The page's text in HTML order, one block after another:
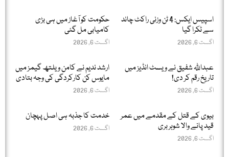
اسپیس ایکس: 4 ٹن وزنی راکٹ چاند
سے ٹکرا گیا
اگست 6, 2026
حکومت کو آغاز میں ہی بڑی
کامیابی مل گئی
اگست 6, 2026
عبداللّٰہ شفیق نے ویسٹ انڈیز میں
تاریخ رقم کر دی!
اگست 6, 2026
ارشد ندیم نے کامن ویلتھ گیمز میں
مایوس کن کارکردگی کی وجہ بتادی
اگست 6, 2026
بیوی کے قتل کے مقدمے میں عمر
قید پانے والا شوہر بری
اگست 6, 2026
خدمت کا جذبہ ہی اصل پہچان
اگست 6, 2026